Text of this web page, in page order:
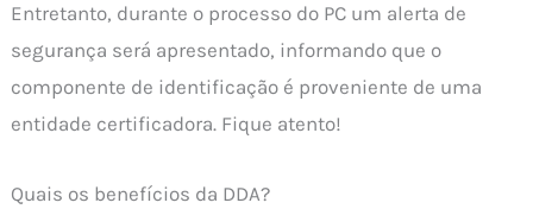
Entretanto, durante o processo do PC um alerta de
segurança será apresentado, informando que o
componente de identificação é proveniente de uma
entidade certificadora. Fique atento!
Quais os benefícios da DDA?